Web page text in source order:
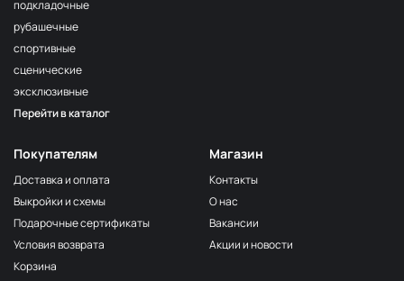
1Т.Бирюзовый
F254 Лагуна
4Св.Бирюзовый
F224/2
2Океанская
309/1 1Т.Серый
МП-20-309/1
F206 Бл.Бирюза
МП-20-F206
F321/1 Океан
МП-20-F321/1
191/2
МП-20-191/2
подкладочные
рубашечные
спортивные
сценические
эксклюзивные
Перейти в каталог
Покупателям
Доставка и оплата
Выкройки и схемы
Подарочные сертификаты
Условия возврата
Корзина
Магазин
Контакты
О нас
Вакансии
Акции и новости